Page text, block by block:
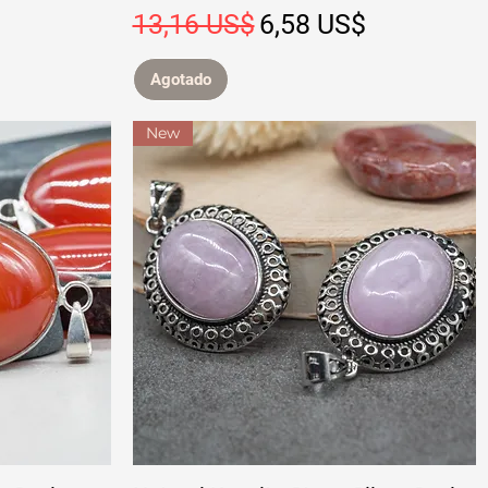
Precio
13,16 US$Precio de oferta
6,58 US$
Agotado
New